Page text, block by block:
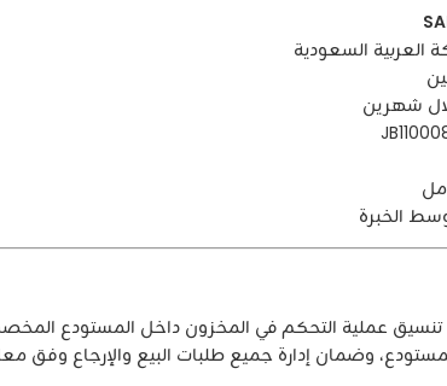
العربية السعودية
شهرين
الخبرة
عملية التحكم في المخزون داخل المستودع
وضمان إدارة جميع طلبات البيع والإرجاع وفق